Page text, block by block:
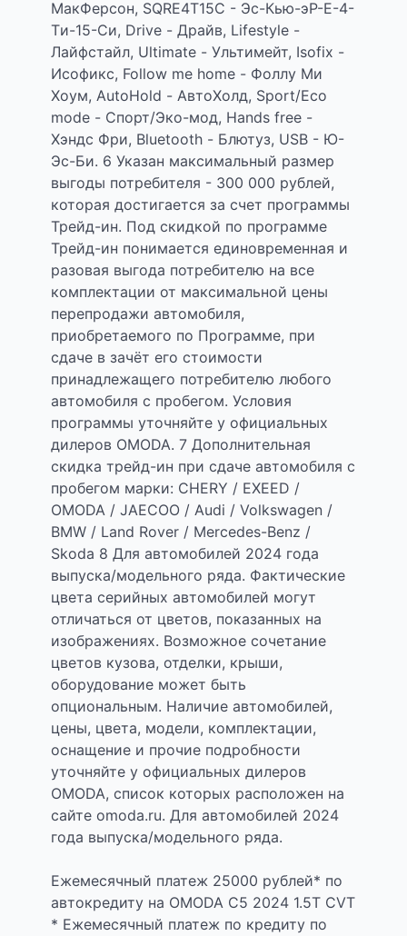
МакФерсон, SQRE4T15C - Эс-Кью-эР-Е-4-
Tи-15-Си, Drive - Драйв, Lifestyle -
Лайфстайл, Ultimate - Ультимейт, Isofix -
Исофикс, Follow me home - Фоллу Ми
Хоум, AutoHold - АвтоХолд, Sport/Eco
mode - Спорт/Эко-мод, Hands free -
Хэндс Фри, Bluetooth - Блютуз, USB - Ю-
Эс-Би. 6 Указан максимальный размер
выгоды потребителя - 300 000 рублей,
которая достигается за счет программы
Трейд-ин. Под скидкой по программе
Трейд-ин понимается единовременная и
разовая выгода потребителю на все
комплектации от максимальной цены
перепродажи автомобиля,
приобретаемого по Программе, при
сдаче в зачёт его стоимости
принадлежащего потребителю любого
автомобиля с пробегом. Условия
программы уточняйте у официальных
дилеров OMODA. 7 Дополнительная
скидка трейд-ин при сдаче автомобиля с
пробегом марки: CHERY / EXEED /
OMODA / JAECOO / Audi / Volkswagen /
BMW / Land Rover / Mercedes-Benz /
Skoda 8 Для автомобилей 2024 года
выпуска/модельного ряда. Фактические
цвета серийных автомобилей могут
отличаться от цветов, показанных на
изображениях. Возможное сочетание
цветов кузова, отделки, крыши,
оборудование может быть
опциональным. Наличие автомобилей,
цены, цвета, модели, комплектации,
оснащение и прочие подробности
уточняйте у официальных дилеров
OMODA, список которых расположен на
сайте omoda.ru. Для автомобилей 2024
года выпуска/модельного ряда.
Ежемесячный платеж 25000 рублей* по
автокредиту на OMODA C5 2024 1.5T CVT
* Ежемесячный платеж по кредиту по